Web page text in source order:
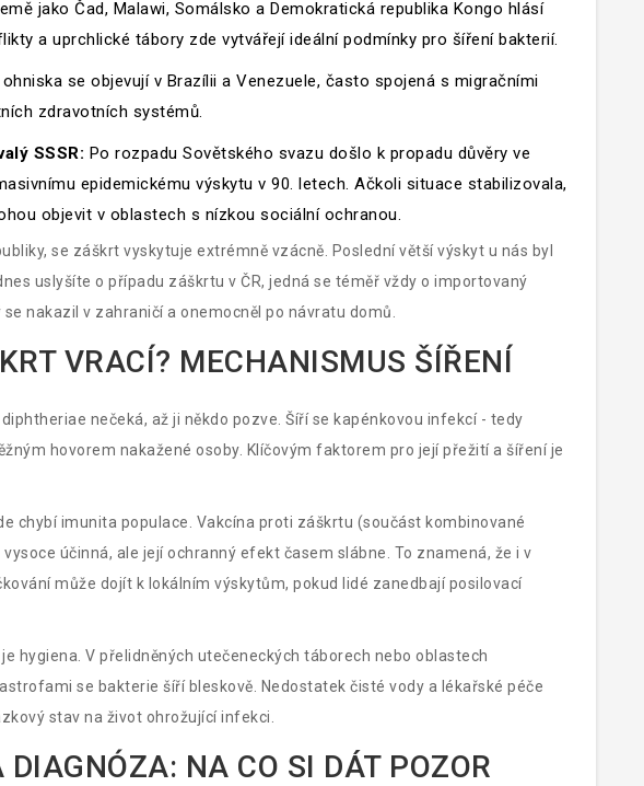
jako Čad, Malawi, Somálsko a Demokratická republika Kongo hlásí
a uprchlické tábory zde vytvářejí ideální podmínky pro šíření bakterií.
ohniska se objevují v Brazílii a Venezuele, často spojená s migračními
zdravotních systémů.
SSSR: Po rozpadu Sovětského svazu došlo k propadu důvěry ve
epidemickému výskytu v 90. letech. Ačkoli situace stabilizovala,
objevit v oblastech s nízkou sociální ochranou.
se záškrt vyskytuje extrémně vzácně. Poslední větší výskyt u nás byl
uslyšíte o případu záškrtu v ČR, jedná se téměř vždy o importovaný
nakazil v zahraničí a onemocněl po návratu domů.
VRACÍ? MECHANISMUS ŠÍŘENÍ
nečeká, až ji někdo pozve. Šíří se kapénkovou infekcí - tedy
hovorem nakažené osoby. Klíčovým faktorem pro její přežití a šíření je
chybí imunita populace. Vakcína proti záškrtu (součást kombinované
vysoce účinná, ale její ochranný efekt časem slábne. To znamená, že i v
může dojít k lokálním výskytům, pokud lidé zanedbají posilovací
hygiena. V přelidněných utečeneckých táborech nebo oblastech
se bakterie šíří bleskově. Nedostatek čisté vody a lékařské péče
stav na život ohrožující infekci.
NA CO SI DÁT POZOR